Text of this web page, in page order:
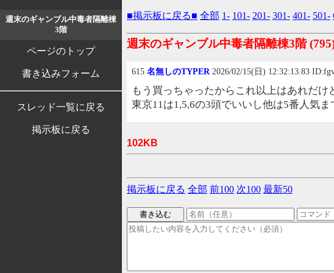
週末のギャンブル中毒者隔離棟
3階
ページのトップ
書き込みフォーム
スレッド一覧に戻る
掲示板に戻る
■掲示板に戻る■ 全部 1- 101- 201- 301- 401- 501-
週末のギャンブル中毒者隔離棟3階
615 名無しのTYPER 2026/02/15(日) 12:32:13.83
もう買っちゃったからこれ以上はあれだ
東京11は1,5,6の3頭でいいし他は5番人気
102KB
掲示板に戻る 全部 前100 次100 最新50